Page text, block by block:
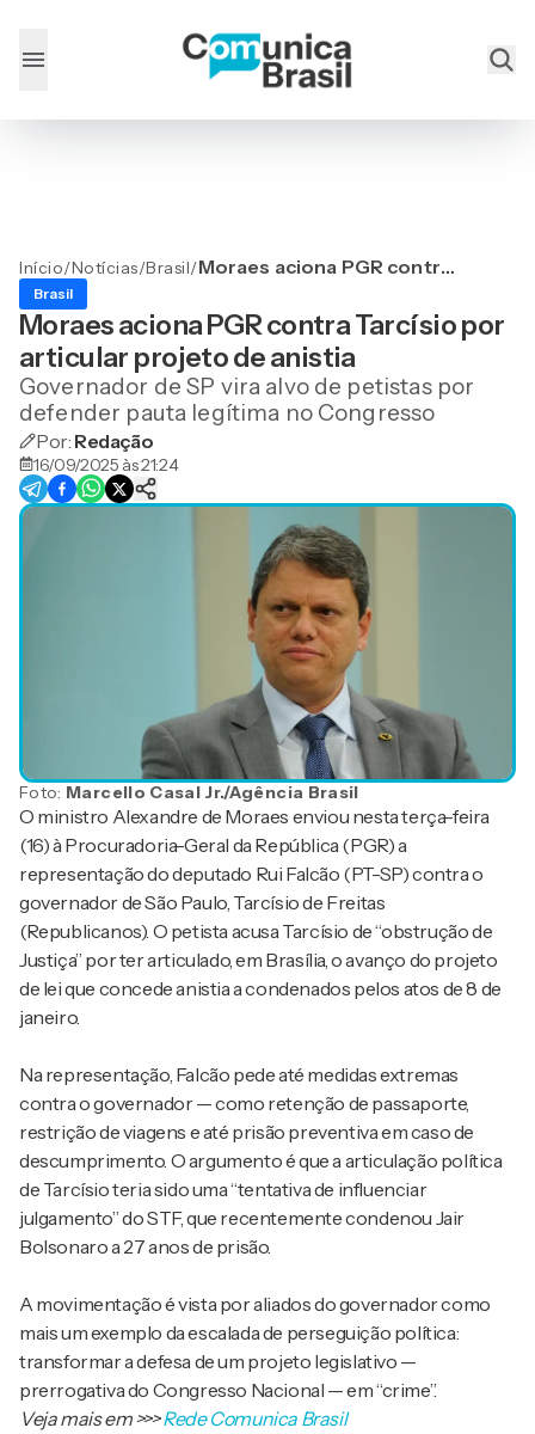
Início/Notícias/Brasil/Moraes aciona PGR contra
projeto de anistia
Brasil
Moraes aciona PGR contra Tarcísio por
articular projeto de anistia
Governador de SP vira alvo de petistas por
defender pauta legítima no Congresso
Por: Redação
16/09/2025 às 21:24
Foto: Marcello Casal Jr./Agência Brasil
O ministro Alexandre de Moraes enviou nesta terça-feira
(16) à Procuradoria-Geral da República (PGR) a
representação do deputado Rui Falcão (PT-SP) contra o
governador de São Paulo, Tarcísio de Freitas
(Republicanos). O petista acusa Tarcísio de “obstrução de
Justiça” por ter articulado, em Brasília, o avanço do projeto
de lei que concede anistia a condenados pelos atos de 8 de
janeiro.
Na representação, Falcão pede até medidas extremas
contra o governador — como retenção de passaporte,
restrição de viagens e até prisão preventiva em caso de
descumprimento. O argumento é que a articulação política
de Tarcísio teria sido uma “tentativa de influenciar
julgamento” do STF, que recentemente condenou Jair
Bolsonaro a 27 anos de prisão.
A movimentação é vista por aliados do governador como
mais um exemplo da escalada de perseguição política:
transformar a defesa de um projeto legislativo —
prerrogativa do Congresso Nacional — em “crime”.
Veja mais em>>>Rede Comunica Brasil